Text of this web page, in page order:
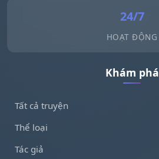
24/7
HOẠT ĐỘNG
Khám phá
Tất cả truyện
Thể loại
Tác giả